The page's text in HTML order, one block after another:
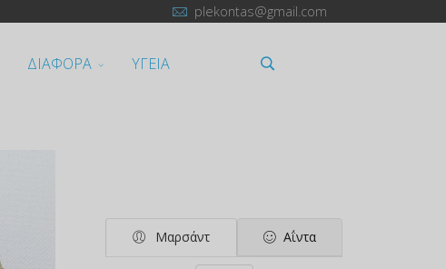
plekontas@gmail.com
ΔΙΑΦΟΡΑ ΥΓΕΙΑ
Μαρσάντ Αΐντα